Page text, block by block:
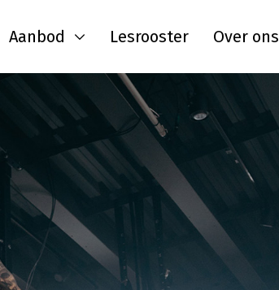
Aanbod Lesrooster Over ons